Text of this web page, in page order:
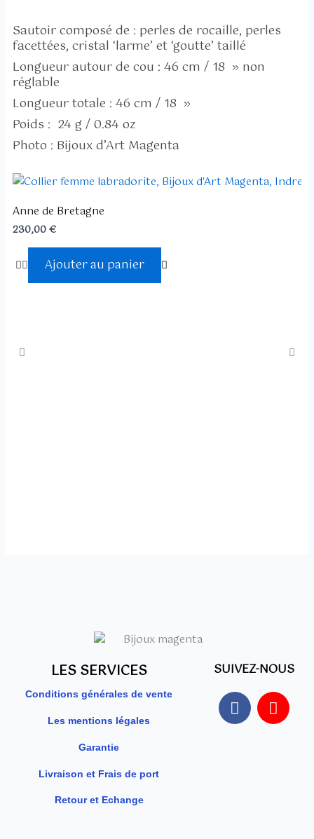
Sautoir composé de : perles de rocaille, perles
facettées, cristal ‘larme’ et ‘goutte’ taillé
Longueur autour de cou : 46 cm / 18 » non
réglable
Longueur totale : 46 cm / 18 »
Poids : 24 g / 0.84 oz
Photo : Bijoux d’Art Magenta
Anne de Bretagne
230,00€
Ajouter au panier
LES SERVICES
Conditions générales de vente
Les mentions légales
Garantie
Livraison et Frais de port
Retour et Echange
SUIVEZ-NOUS
F
a
c
I
n
s